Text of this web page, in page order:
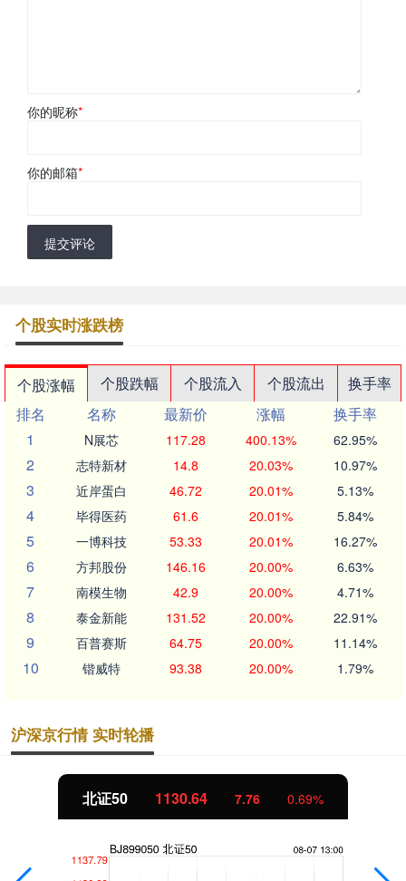
你的昵称*
你的邮箱*
提交评论
个股实时涨跌榜
个股涨幅 个股跌幅 个股流入 个股流出
换手率
排名
名称 最新价 涨幅
换手率
1
N展芯 117.28 400.13% 62.95%
2 志特新材 14.8 20.03% 10.97%
3 近岸蛋白 46.72 20.01% 5.13%
4 毕得医药 61.6 20.01% 5.84%
5 一博科技 53.33 20.01% 16.27%
6 方邦股份 146.16 20.00% 6.63%
7 南模生物 42.9 20.00% 4.71%
8 泰金新能 131.52 20.00% 22.91%
9 百普赛斯 64.75 20.00% 11.14%
10 锴威特 93.38 20.00% 1.79%
沪深京行情 实时轮播
北证50 1130.72 7.85 0.70%